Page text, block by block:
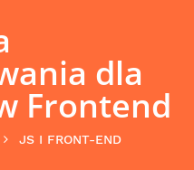
dla
Frontend
JS I FRONT-END